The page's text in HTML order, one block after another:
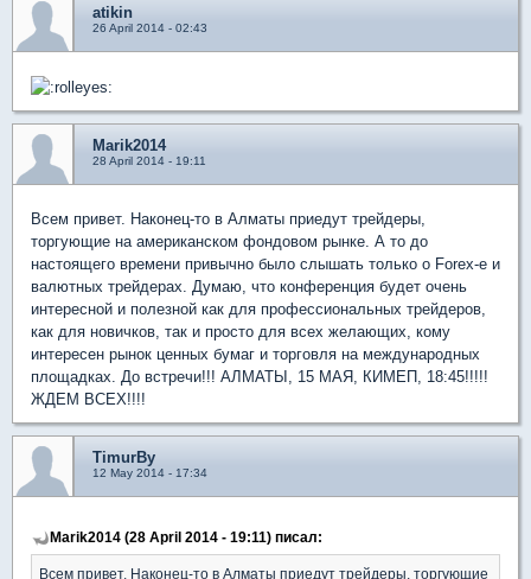
atikin
26 April 2014 - 02:43
Marik2014
28 April 2014 - 19:11
Всем привет. Наконец-то в Алматы приедут трейдеры,
торгующие на американском фондовом рынке. А то до
настоящего времени привычно было слышать только о Forex-e и
валютных трейдерах. Думаю, что конференция будет очень
интересной и полезной как для профессиональных трейдеров,
как для новичков, так и просто для всех желающих, кому
интересен рынок ценных бумаг и торговля на международных
площадках. До встречи!!! АЛМАТЫ, 15 МАЯ, КИМЕП, 18:45!!!!!
ЖДЕМ ВСЕХ!!!!
TimurBy
12 May 2014 - 17:34
Marik2014 (28 April 2014 - 19:11) писал:
Всем привет. Наконец-то в Алматы приедут трейдеры, торгующие